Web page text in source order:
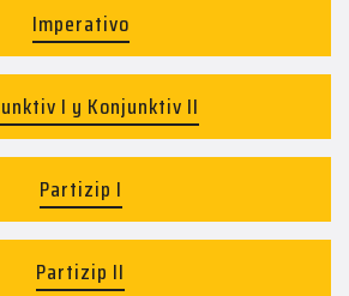
Imperativo
I y Konjunktiv II
Partizip I
Partizip II